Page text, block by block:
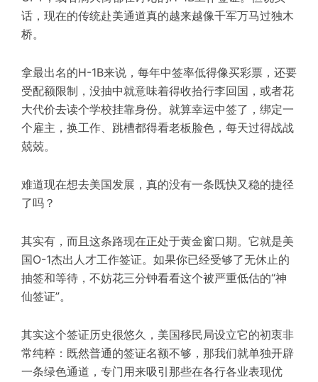
话，现在的传统赴美通道真的越来越像千军万马过独木
桥。
拿最出名的H-1B来说，每年中签率低得像买彩票，还要
受配额限制，没抽中就意味着得收拾行李回国，或者花
大代价去读个学校挂靠身份。就算幸运中签了，绑定一
个雇主，换工作、跳槽都得看老板脸色，每天过得战战
兢兢。
难道现在想去美国发展，真的没有一条既快又稳的捷径
了吗？
其实有，而且这条路现在正处于黄金窗口期。它就是美
国O-1杰出人才工作签证。如果你已经受够了无休止的
抽签和等待，不妨花三分钟看看这个被严重低估的“神
仙签证”。
其实这个签证历史很悠久，美国移民局设立它的初衷非
常纯粹：既然普通的签证名额不够，那我们就单独开辟
一条绿色通道，专门用来吸引那些在各行各业表现优